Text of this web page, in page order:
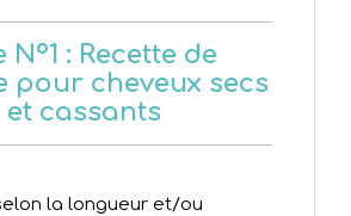
N°1 : Recette de
pour cheveux secs
et cassants
la longueur et/ou